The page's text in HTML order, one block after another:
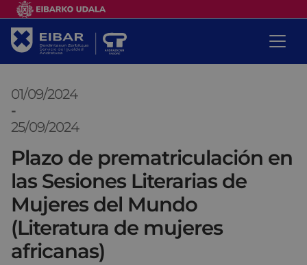
01/09/2024
-
25/09/2024
Plazo de prematriculación en
las Sesiones Literarias de
Mujeres del Mundo
(Literatura de mujeres
africanas)